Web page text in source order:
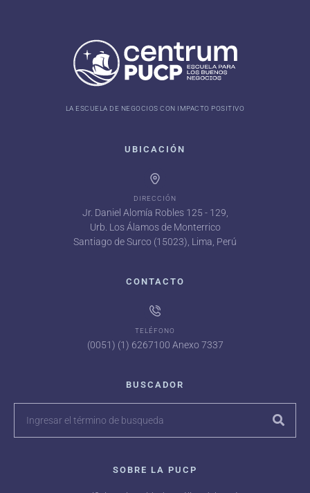
LA ESCUELA DE NEGOCIOS CON IMPACTO POSITIVO
UBICACIÓN
DIRECCIÓN
Jr. Daniel Alomía Robles 125 - 129,
Urb. Los Álamos de Monterrico
Santiago de Surco (15023), Lima, Perú
CONTACTO
TELÉFONO
(0051) (1) 6267100 Anexo 7337
BUSCADOR
SOBRE LA PUCP